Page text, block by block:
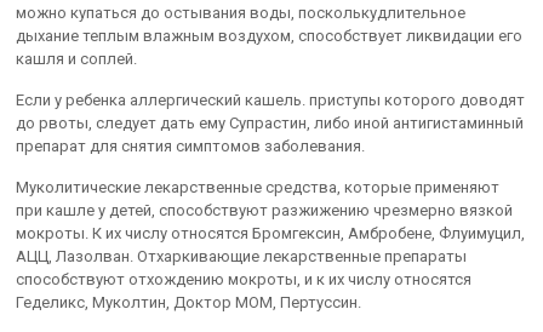
можно купаться до остывания воды, посколькудлительное
дыхание теплым влажным воздухом, способствует ликвидации его
кашля и соплей.
Если у ребенка аллергический кашель. приступы которого доводят
до рвоты, следует дать ему Супрастин, либо иной антигистаминный
препарат для снятия симптомов заболевания.
Муколитические лекарственные средства, которые применяют
при кашле у детей, способствуют разжижению чрезмерно вязкой
мокроты. К их числу относятся Бромгексин, Амбробене, Флуимуцил,
АЦЦ, Лазолван. Отхаркивающие лекарственные препараты
способствуют отхождению мокроты, и к их числу относятся
Геделикс, Муколтин, Доктор МОМ, Пертуссин.